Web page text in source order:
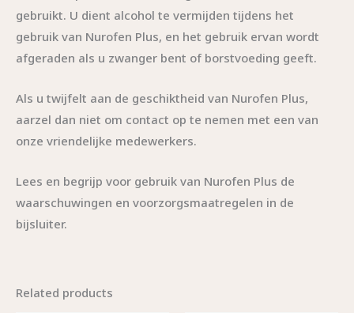
gebruikt. U dient alcohol te vermijden tijdens het
gebruik van Nurofen Plus, en het gebruik ervan wordt
afgeraden als u zwanger bent of borstvoeding geeft.
Als u twijfelt aan de geschiktheid van Nurofen Plus,
aarzel dan niet om contact op te nemen met een van
onze vriendelijke medewerkers.
Lees en begrijp voor gebruik van Nurofen Plus de
waarschuwingen en voorzorgsmaatregelen in de
bijsluiter.
Related products